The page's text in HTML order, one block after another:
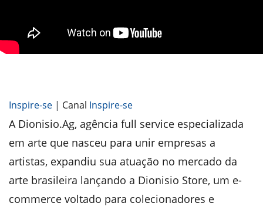
Inspire-se | Canal Inspire-se
A Dionisio.Ag, agência full service especializada
em arte que nasceu para unir empresas a
artistas, expandiu sua atuação no mercado da
arte brasileira lançando a Dionisio Store, um e-
commerce voltado para colecionadores e